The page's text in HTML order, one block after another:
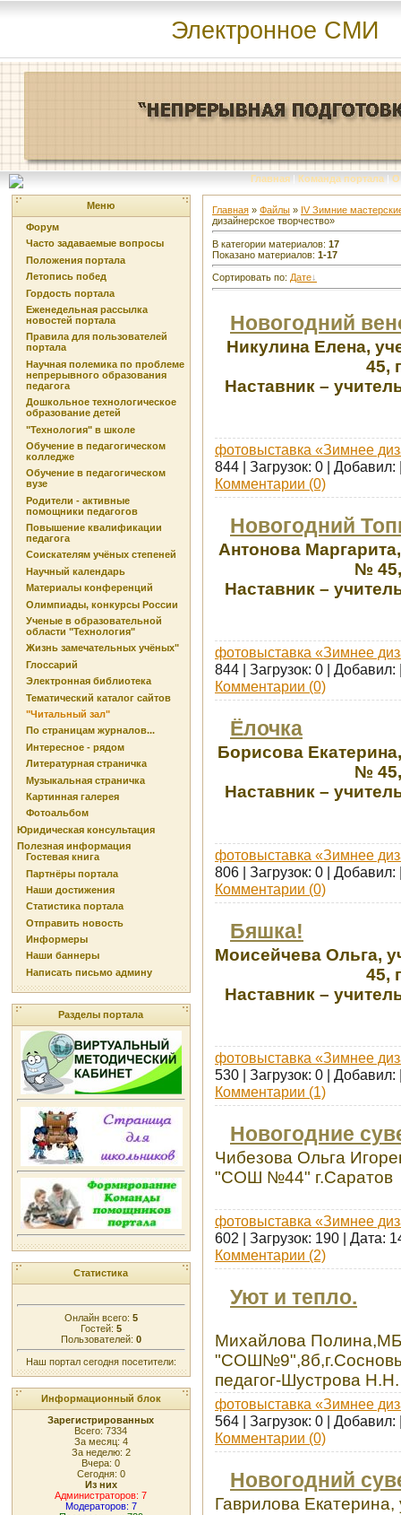
Электронное СМИ
Главная | Команда портала | О
Меню
Форум
Часто задаваемые вопросы
Положения портала
Летопись побед
Гордость портала
Еженедельная рассылка
новостей портала
Правила для пользователей
портала
Научная полемика по проблеме
непрерывного образования
педагога
Дошкольное технологическое
образование детей
"Технология" в школе
Обучение в педагогическом
колледже
Обучение в педагогическом
вузе
Родители - активные
помощники педагогов
Повышение квалификации
педагога
Соискателям учёных степеней
Научный календарь
Материалы конференций
Олимпиады, конкурсы России
Ученые в образовательной
области "Технология"
Жизнь замечательных учёных"
Глоссарий
Электронная библиотека
Тематический каталог сайтов
"Читальный зал"
По страницам журналов...
Интересное - рядом
Литературная страничка
Музыкальная страничка
Картинная галерея
Фотоальбом
Юридическая консультация
Полезная информация
Гостевая книга
Партнёры портала
Наши достижения
Статистика портала
Отправить новость
Информеры
Наши баннеры
Написать письмо админу
Разделы портала
Статистика
Онлайн всего: 5
Гостей: 5
Пользователей: 0
Наш портал сегодня посетители:
Информационный блок
Зарегистрированных
Всего: 7334
За месяц: 4
За неделю: 2
Вчера: 0
Сегодня: 0
Из них
Администраторов: 7
Модераторов: 7
Главная » Файлы » IV Зимние
дизайнерское творчество»
В категории материалов: 17
Показано материалов: 1-17
Сортировать по: Дате
Новогодний
Никулина Елена,
45,
Наставник –
фотовыставка «Зимнее
844 | Загрузок: 0 | Добавил:
Комментарии (0)
Новогодний
Антонова
№ 45,
Наставник –
фотовыставка «Зимнее
844 | Загрузок: 0 | Добавил:
Комментарии (0)
Ёлочка
Борисова
№ 45,
Наставник –
фотовыставка «Зимнее
806 | Загрузок: 0 | Добавил:
Комментарии (0)
Бяшка!
Моисейчева Ольга,
45,
Наставник –
фотовыставка «Зимнее
530 | Загрузок: 0 | Добавил:
Комментарии (1)
Новогодние
Чибезова Ольга
"СОШ №44" г.Саратов
фотовыставка «Зимнее
602 | Загрузок: 190 | Дата:
Комментарии (2)
Уют и тепло.
Михайлова
педагог-Шустрова Н.Н.
фотовыставка «Зимнее
564 | Загрузок: 0 | Добавил:
Комментарии (0)
Новогодний
Гаврилова